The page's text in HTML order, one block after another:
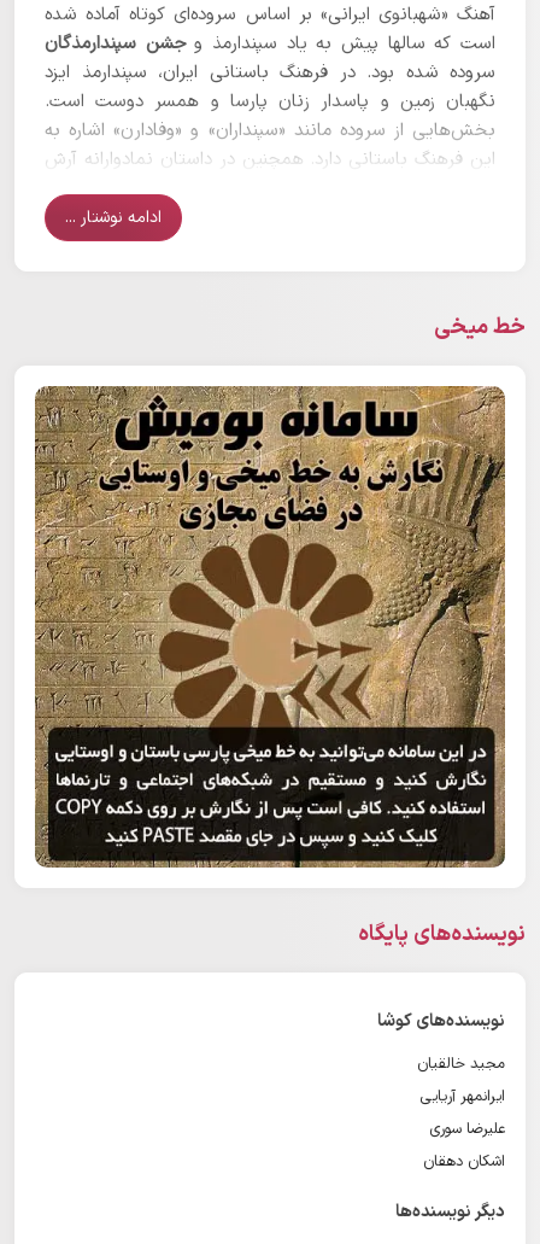
آهنگ «شهبانوی ایرانی» بر اساس سروده‌ای کوتاه آماده شده
است که سالها پیش به یاد سپندارمذ وجشن سپندارمذگان
سروده شده بود. در فرهنگ باستانی ایران، سپندارمذ ایزد
نگهبان زمین و پاسدار زنان پارسا و همسر دوست است.
بخش‌هایی از سروده مانند «سپنداران» و «وفادارن» اشاره به
این فرهنگ باستانی دارد. همچنین در داستان نمادوارانه آرش
کمانگیر هم از ایزد سپندارمذ یاد می‌شود. آنچه در این داستان
چشمگیر است کمان ویژه‌ای است که آرش با آن تیر را رها کرد
و این کمان به فرمان سپندارمذ ساخته شده بود. جشن
تیرگان، جشنی برای پاسداشت آرش کمانگیر و ایزد تیر (ایزد
اشاره می‌شود (ن.ک:
پیوند سه گانه باران و تیر و آرش).
ادامه نوشتار ...
خط میخی
نویسنده‌های پایگاه
نویسنده‌های کوشا
مجید خالقیان
ایرانمهر آریایی
علیرضا سوری
اشکان دهقان
دیگر نویسنده‌ها